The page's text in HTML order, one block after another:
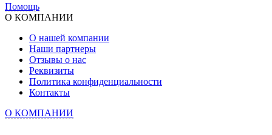
Помощь
О КОМПАНИИ
О нашей компании
Наши партнеры
Отзывы о нас
Реквизиты
Политика конфиденциальности
Контакты
О КОМПАНИИ